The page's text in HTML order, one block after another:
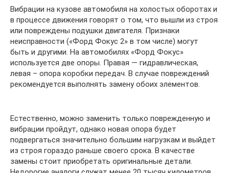
Вибрации на кузове автомобиля на холостых оборотах и
в процессе движения говорят о том, что вышли из строя
или повреждены подушки двигателя. Признаки
неисправности («Форд Фокус 2» в том числе) могут
быть и другими. На автомобилях «Форд Фокус»
используется две опоры. Правая — гидравлическая,
левая – опора коробки передач. В случае повреждений
рекомендуется выполнять замену обоих элементов.
Естественно, можно заменить только поврежденную и
вибрации пройдут, однако новая опора будет
подвергаться значительно большим нагрузкам и выйдет
из строя гораздо раньше своего срока. В качестве
замены стоит приобретать оригинальные детали.